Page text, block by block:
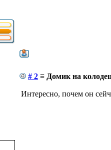
# 2 ≡ Домик на
Интересно, почем он